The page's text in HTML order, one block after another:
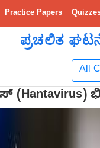
Practice Papers
ಪ್ರಚಲಿತ
All
(Hantavirus)